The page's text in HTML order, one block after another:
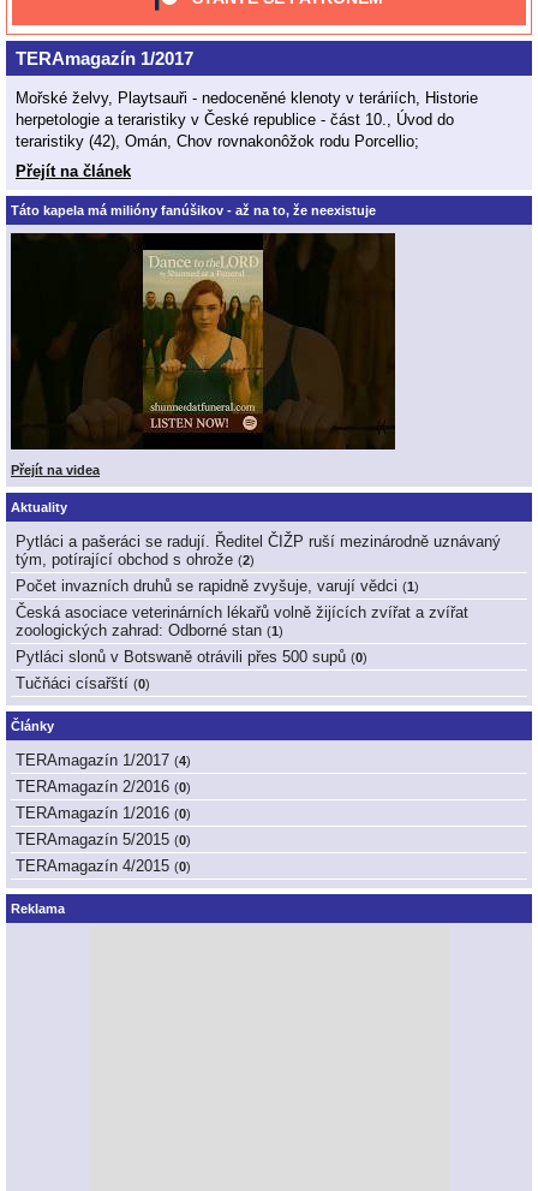
TERAmagazín 1/2017
Mořské želvy, Playtsauři - nedoceněné klenoty v teráriích, Historie
herpetologie a teraristiky v České republice - část 10., Úvod do
teraristiky (42), Omán, Chov rovnakonôžok rodu Porcellio;
Přejít na článek
Táto kapela má milióny fanúšikov - až na to, že neexistuje
Přejít na videa
Aktuality
Pytláci a pašeráci se radují. Ředitel ČIŽP ruší mezinárodně uznávaný
tým, potírající obchod s ohrože (2)
Počet invazních druhů se rapidně zvyšuje, varují vědci (1 )
Česká asociace veterinárních lékařů volně žijících zvířat a zvířat
zoologických zahrad: Odborné stan (1 )
Pytláci slonů v Botswaně otrávili přes 500 supů (0)
Tučňáci císařští (0)
Články
TERAmagazín 1/2017 (4)
TERAmagazín 2/2016 (0)
TERAmagazín 1/2016 (0)
TERAmagazín 5/2015 (0)
TERAmagazín 4/2015 (0)
Reklama